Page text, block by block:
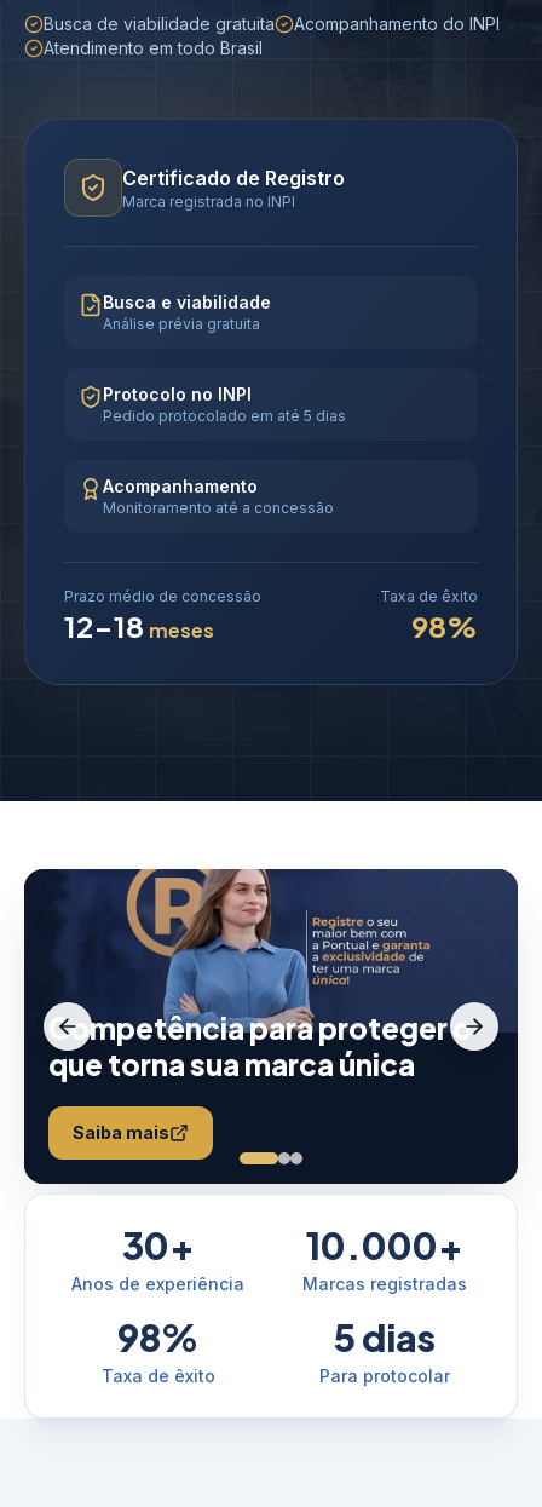
Busca de viabilidade gratuita
Acompanhamento do INPI
Atendimento em todo Brasil
Certificado de Registro
Marca registrada no INPI
Busca e viabilidade
Análise prévia gratuita
Protocolo no INPI
Pedido protocolado em até 5 dias
Acompanhamento
Monitoramento até a concessão
Prazo médio de concessão
12-18 meses
Taxa de êxito
98%
Competência para proteger o
que torna sua marca única
Saiba mais
30+
Anos de experiência
10.000+
Marcas registradas
98%
Taxa de êxito
5 dias
Para protocolar